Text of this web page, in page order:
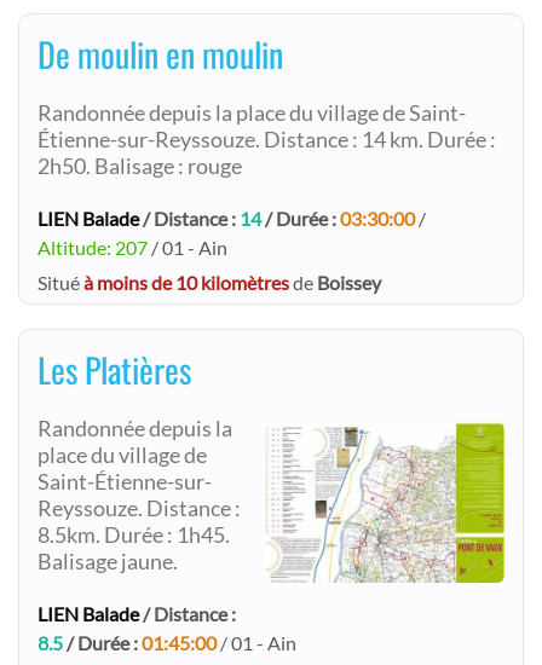
De moulin en moulin
Randonnée depuis la place du village de Saint-
Étienne-sur-Reyssouze. Distance : 14 km. Durée :
2h50. Balisage : rouge
LIEN Balade/ Distance : 14/ Durée :03:30:00/
Altitude: 207 / 01 - Ain
Situéà moins de 10 kilomètresde Boissey
Les Platières
Randonnée depuis la
place du village de
Saint-Étienne-sur-
Reyssouze. Distance :
8.5km. Durée : 1h45.
Balisage jaune.
LIEN Balade/ Distance :
8.5/ Durée :01:45:00/ 01 - Ain